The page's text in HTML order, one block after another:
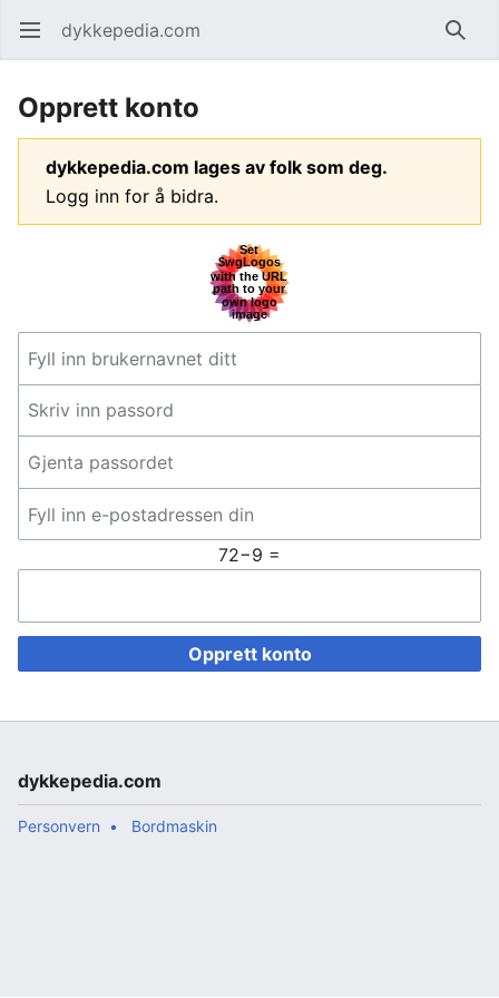
Åpne hovedmenyen dykkepedia.com Søk
Opprett konto
dykkepedia.com lages av folk som deg.
Logg inn for å bidra.
72−9 =
Opprett konto
dykkepedia.com
Personvern Bordmaskin